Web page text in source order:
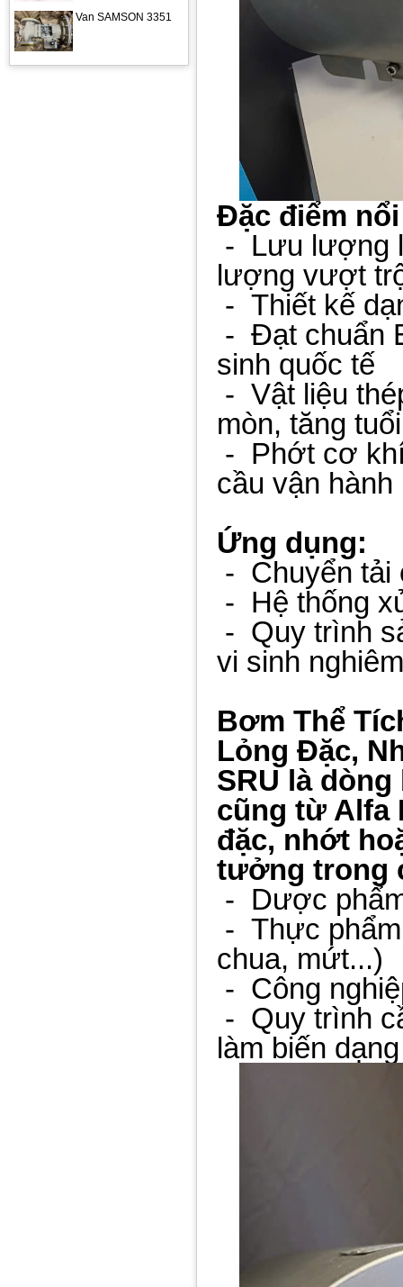
Van SAMSON 3351
Đặc điểm
- Lưu lượng
lượng vượt
- Thiết kế
- Đạt chuẩn
sinh quốc tế
- Vật liệu
mòn, tăng
- Phớt cơ
cầu vận hành
Ứng dụng:
- Chuyển tải
- Hệ thống
- Quy trình
vi sinh
Bơm Thể
Lỏng Đặc,
SRU là
cũng từ Alfa
đặc, nhớt
tưởng trong
- Dược
- Thực
chua, mứt...)
- Công
- Quy trình
làm biến dạng